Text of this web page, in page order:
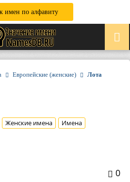
имен по алфавиту
Европейские (женские) Лота
Женские имена
Имена
0